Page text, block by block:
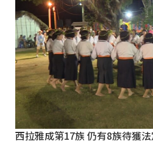
西拉雅成第17族 仍有8族待獲